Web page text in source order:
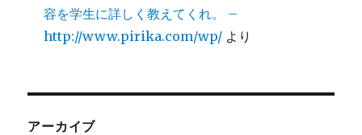
容を学生に詳しく教えてくれ。 –
http://www.pirika.com/wp/ より
アーカイブ